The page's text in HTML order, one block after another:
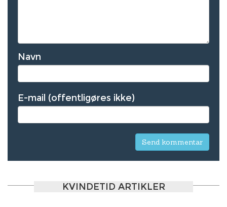
Navn
E-mail (offentligøres ikke)
KVINDETID ARTIKLER